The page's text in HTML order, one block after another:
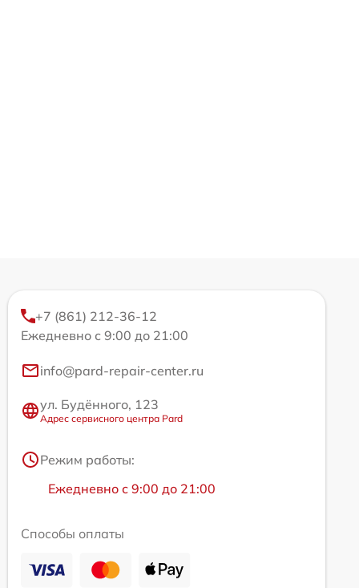
+7 (861) 212-36-12
Ежедневно с 9:00 до 21:00
info@pard-repair-center.ru
ул. Будённого, 123
Адрес сервисного центра Pard
Режим работы:
Ежедневно с 9:00 до 21:00
Способы оплаты